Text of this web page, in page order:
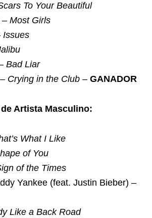
To Your Beautiful
– Most Girls
Issues
Bad Liar
Crying in the Club – GANADOR
Artista Masculino:
What I Like
of You
of the Times
Yankee (feat. Justin Bieber) –
Like a Back Road